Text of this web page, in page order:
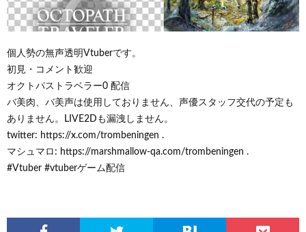
個人勢の無声透明Vtuberです。
初見・コメント歓迎
オクトパストラベラー0 配信
バ美肉、バ美声は使用しておりません、声優スタッフ交代の予定も
ありません。LIVE2Dも漏洩しません。
twitter: https://x.com/trombeningen .
マシュマロ: https://marshmallow-qa.com/trombeningen .
#Vtuber #vtuberゲーム配信